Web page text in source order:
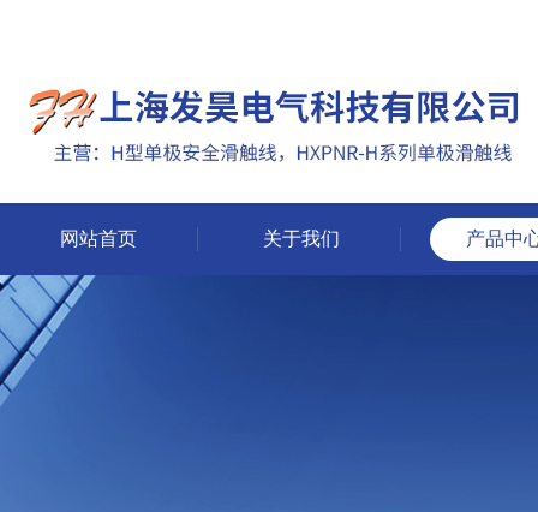
网站首页 关于我们 产品中